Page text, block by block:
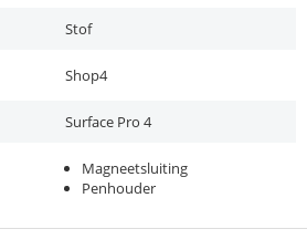
Stof
Shop4
Surface Pro 4
Magneetsluiting
Penhouder